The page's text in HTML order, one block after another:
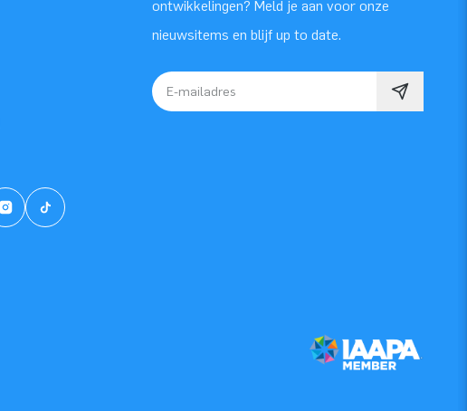
ontwikkelingen? Meld je aan voor onze
nieuwsitems en blijf up to date.
E-mailadres